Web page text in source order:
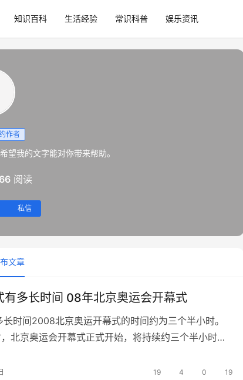
知识百科 生活经验 常识科普 娱乐资讯
作者
望我的文字能对你带来帮助。
阅读
私信
文章
多长时间 08年北京奥运会开幕式
时间2008北京奥运开幕式的时间约为三个半小时。
北京奥运会开幕式正式开始，将持续约三个半小时，
开始，到19:00左右结束，共有28个富有地域特色和民
19 4 0 19